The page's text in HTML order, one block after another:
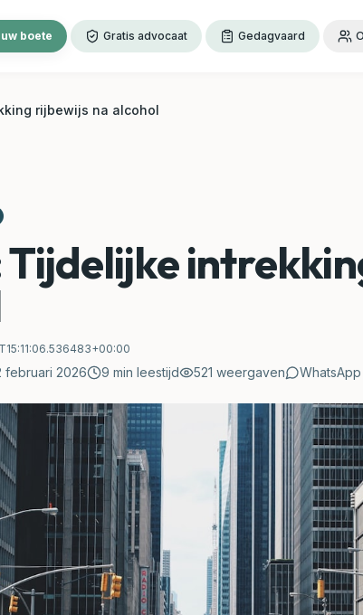
boete Gratis advocaat Gedagvaard
rijbewijs na alcohol
Tijdelijke
februari 2026 9 min leestijd 521 weergaven WhatsApp